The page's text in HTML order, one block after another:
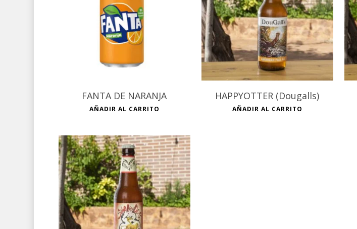
€
FANTA DE NARANJA
AÑADIR AL CARRITO
€
HAPPYOTTER (Dougalls)
AÑADIR AL CARRITO
€